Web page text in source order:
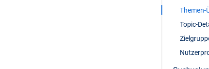
Themen-
Topic-